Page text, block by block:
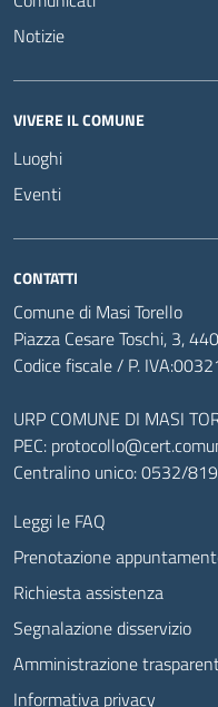
Notizie
VIVERE IL COMUNE
Luoghi
Eventi
CONTATTI
Comune di Masi Torello
Piazza Cesare Toschi, 3,
Codice fiscale / P.
URP COMUNE DI MASI
PEC:
Centralino unico: 0532/
Leggi le FAQ
Prenotazione
Richiesta assistenza
Segnalazione disservizio
Amministrazione
Informativa privacy